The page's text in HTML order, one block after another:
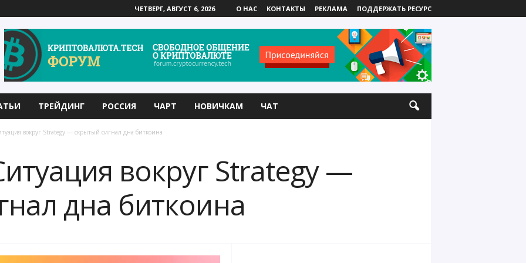
ЧЕТВЕРГ, АВГУСТ 6, 2026 О НАС КОНТАКТЫ РЕКЛАМА ПОДДЕРЖАТЬ РЕСУРС
ТРЕЙДИНГ РОССИЯ ЧАРТ НОВИЧКАМ ЧАТ
вокруг Strategy — скрытый сигнал дна биткоина
вокруг Strategy —
дна биткоина